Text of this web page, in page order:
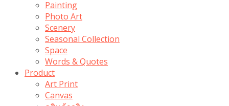
Painting
Photo Art
Scenery
Seasonal Collection
Space
Words & Quotes
Product
Art Print
Canvas